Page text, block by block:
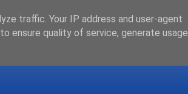
traffic. Your IP address and user-agent
ensure quality of service, generate usage